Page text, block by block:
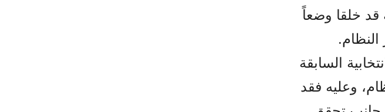
قد خلقا وضعاً
السابقة
وعليه فقد